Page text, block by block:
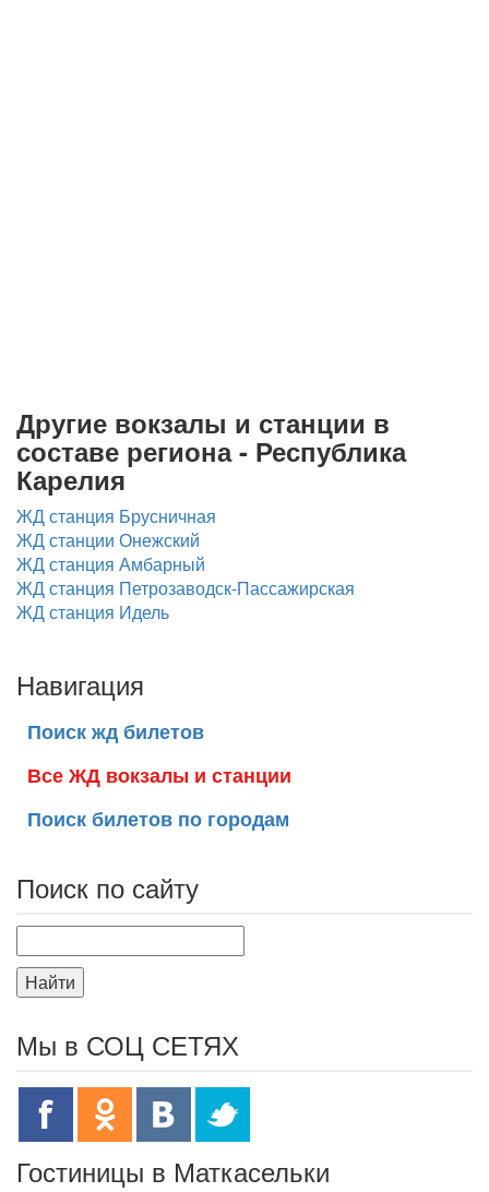
Другие вокзалы и станции в
составе региона - Республика
Карелия
ЖД станция Брусничная
ЖД станции Онежский
ЖД станция Амбарный
ЖД станция Петрозаводск-Пассажирская
ЖД станция Идель
Навигация
Поиск жд билетов
Все ЖД вокзалы и станции
Поиск билетов по городам
Поиск по сайту
Найти
Мы в СОЦ СЕТЯХ
Гостиницы в Маткасельки